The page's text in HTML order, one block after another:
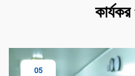
কার্যকর
05